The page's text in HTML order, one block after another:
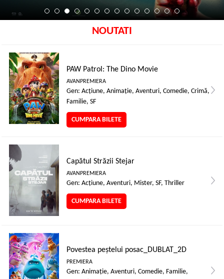
NOUTATI
PAW Patrol: The Dino Movie
AVANPREMIERA
Gen: Acţiune, Animaţie, Aventuri, Comedie, Crimă,
Familie, SF
CUMPARA BILETE
Capătul Străzii Stejar
AVANPREMIERA
Gen: Acţiune, Aventuri, Mister, SF, Thriller
CUMPARA BILETE
Povestea peștelui posac_DUBLAT_2D
PREMIERA
Gen: Animaţie, Aventuri, Comedie, Familie,